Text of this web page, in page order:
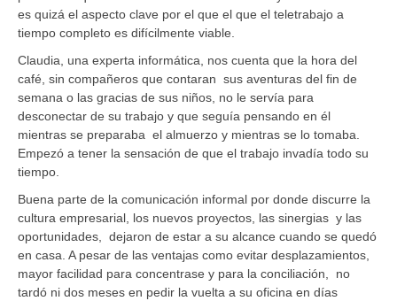
es quizá el aspecto clave por el que el que el teletrabajo a
tiempo completo es difícilmente viable.
Claudia, una experta informática, nos cuenta que la hora del
café, sin compañeros que contaran sus aventuras del fin de
semana o las gracias de sus niños, no le servía para
desconectar de su trabajo y que seguía pensando en él
mientras se preparaba el almuerzo y mientras se lo tomaba.
Empezó a tener la sensación de que el trabajo invadía todo su
tiempo.
Buena parte de la comunicación informal por donde discurre la
cultura empresarial, los nuevos proyectos, las sinergias y las
oportunidades, dejaron de estar a su alcance cuando se quedó
en casa. A pesar de las ventajas como evitar desplazamientos,
mayor facilidad para concentrase y para la conciliación, no
tardó ni dos meses en pedir la vuelta a su oficina en días